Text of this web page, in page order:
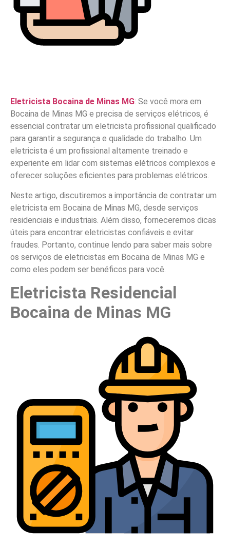
Eletricista Bocaina de Minas MG: Se você mora em
Bocaina de Minas MG e precisa de serviços elétricos, é
essencial contratar um eletricista profissional qualificado
para garantir a segurança e qualidade do trabalho. Um
eletricista é um profissional altamente treinado e
experiente em lidar com sistemas elétricos complexos e
oferecer soluções eficientes para problemas elétricos.
Neste artigo, discutiremos a importância de contratar um
eletricista em Bocaina de Minas MG, desde serviços
residenciais e industriais. Além disso, forneceremos dicas
úteis para encontrar eletricistas confiáveis e evitar
fraudes. Portanto, continue lendo para saber mais sobre
os serviços de eletricistas em Bocaina de Minas MG e
como eles podem ser benéficos para você.
Eletricista Residencial
Bocaina de Minas MG